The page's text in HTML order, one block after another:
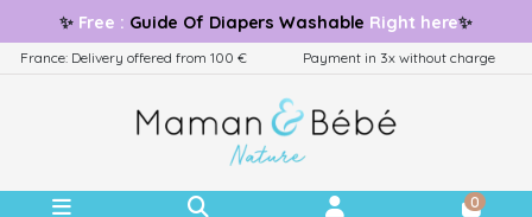
✨ Free : Guide Of Diapers Washable Right here✨
France: Delivery offered from 100 € Payment in 3x without charge
0